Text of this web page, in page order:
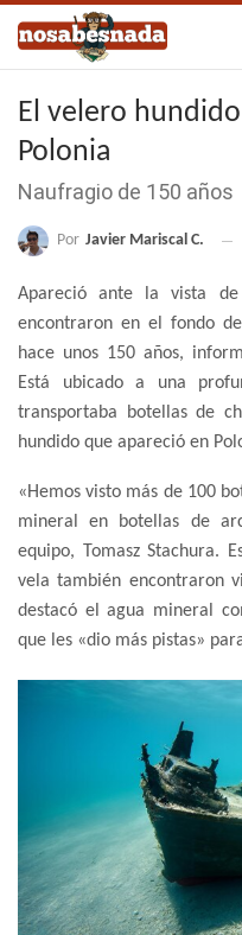
El velero
Polonia
Naufragio de 150 años
Por Javier Mariscal C.
Apareció ante la vista de
encontraron en el fondo
hace unos 150 años,
Está ubicado a una
transportaba botellas de
hundido que apareció en
«Hemos visto más de 100
mineral en botellas de
equipo, Tomasz Stachura.
vela también encontraron
destacó el agua mineral
que les «dio más pistas»